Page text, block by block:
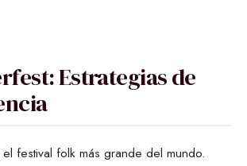
Estrategias de
festival folk más grande del mundo.